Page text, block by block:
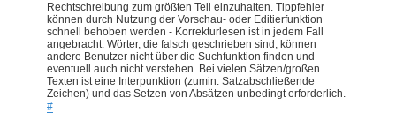
Rechtschreibung zum größten Teil einzuhalten. Tippfehler
können durch Nutzung der Vorschau- oder Editierfunktion
schnell behoben werden - Korrekturlesen ist in jedem Fall
angebracht. Wörter, die falsch geschrieben sind, können
andere Benutzer nicht über die Suchfunktion finden und
eventuell auch nicht verstehen. Bei vielen Sätzen/großen
Texten ist eine Interpunktion (zumin. Satzabschließende
Zeichen) und das Setzen von Absätzen unbedingt erforderlich.
#